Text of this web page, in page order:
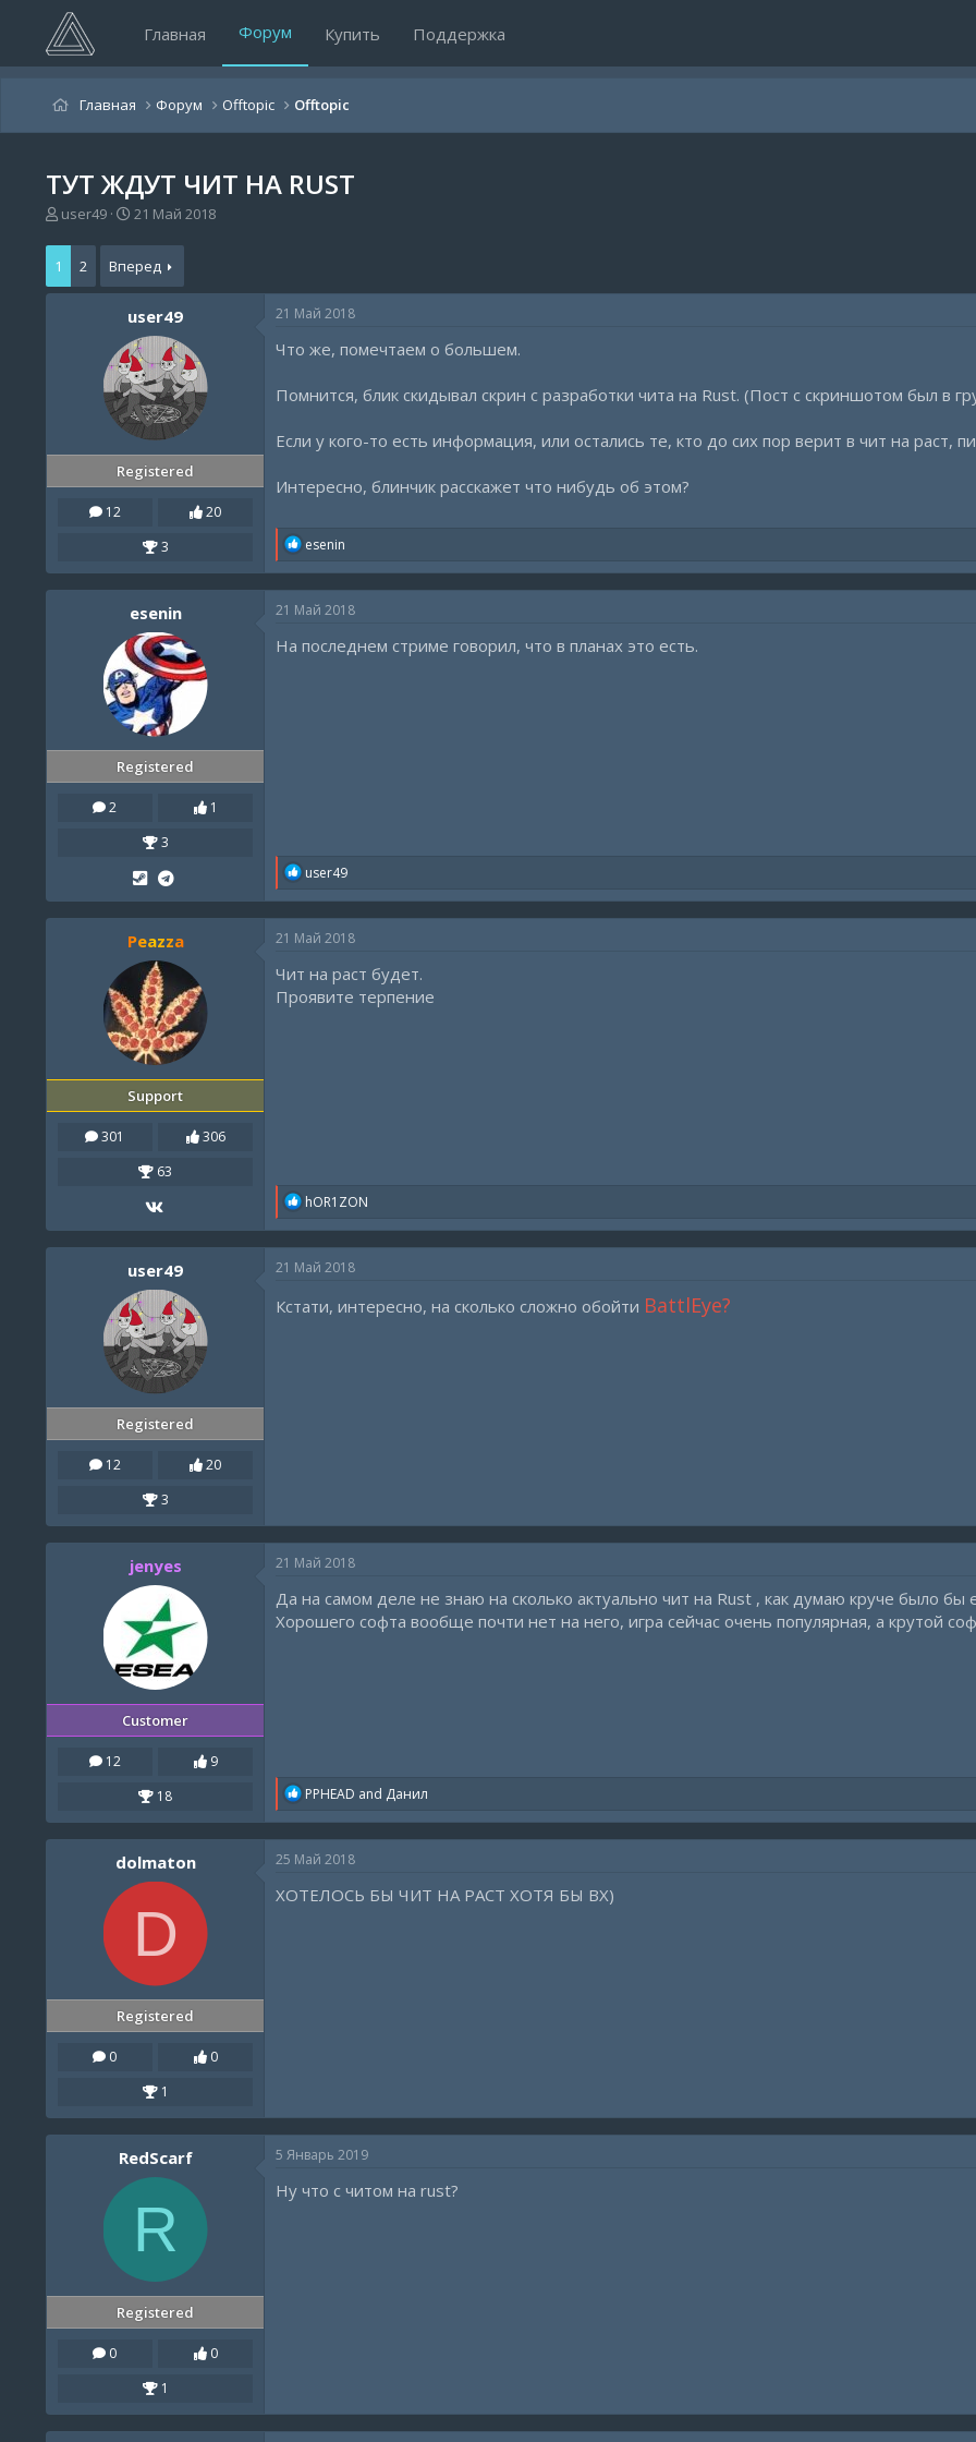
Главная Форум Купить Поддержка
Главная Форум Offtopic Offtopic
ТУТ ЖДУТ ЧИТ НА RUST
А
т
р
user49
Д
т
а
н
а
а
л
а
21 Май 2018
1 2 Вперед
user49
Registered
12
20
3
21 Май 2018
Что же, помечтаем о большем.
Помнится, блик скидывал скрин с разработки чита на Rust. (Пост с скриншотом был в
Если у кого-то есть информация, или остались те, кто до сих пор верит в чит на раст,
Интересно, блинчик расскажет что нибудь об этом?
R
a
c
t
o
esenin
esenin
Registered
2
1
3
21 Май 2018
На последнем стриме говорил, что в планах это есть.
R
a
c
t
o
n
user49
Peazza
Support
301
306
63
21 Май 2018
Чит на раст будет.
Проявите терпение
R
a
c
t
o
hOR1ZON
user49
Registered
12
20
3
21 Май 2018
Кстати, интересно, на сколько сложно обойти BattlEye?
jenyes
Customer
12
9
18
21 Май 2018
Да на самом деле не знаю на сколько актуально чит на Rust , как думаю круче было бы
Хорошего софта вообще почти нет на него, игра сейчас очень популярная, а крутой
R
a
c
t
o
PPHEAD and Данил
dolmaton
D
Registered
0
0
1
25 Май 2018
ХОТЕЛОСЬ БЫ ЧИТ НА РАСТ ХОТЯ БЫ ВХ)
RedScarf
R
Registered
0
0
1
5 Январь 2019
Ну что с читом на rust?